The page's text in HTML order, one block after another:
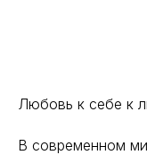
Любовь к себе к
В современном